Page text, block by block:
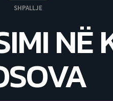
SHPALLJE
NË